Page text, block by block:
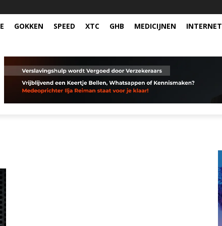
GOKKEN SPEED XTC GHB MEDICIJNEN INTERNET